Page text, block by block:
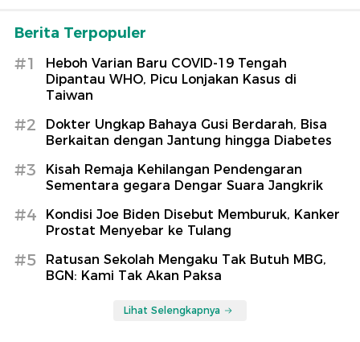
Berita Terpopuler
#1
Heboh Varian Baru COVID-19 Tengah
Dipantau WHO, Picu Lonjakan Kasus di
Taiwan
#2
Dokter Ungkap Bahaya Gusi Berdarah, Bisa
Berkaitan dengan Jantung hingga Diabetes
#3
Kisah Remaja Kehilangan Pendengaran
Sementara gegara Dengar Suara Jangkrik
#4
Kondisi Joe Biden Disebut Memburuk, Kanker
Prostat Menyebar ke Tulang
#5
Ratusan Sekolah Mengaku Tak Butuh MBG,
BGN: Kami Tak Akan Paksa
Lihat Selengkapnya